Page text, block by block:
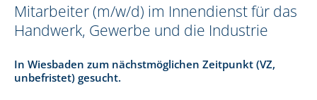
Mitarbeiter (m/w/d) im Innendienst für das
Handwerk, Gewerbe und die Industrie
In Wiesbaden zum nächstmöglichen Zeitpunkt (VZ,
unbefristet) gesucht.